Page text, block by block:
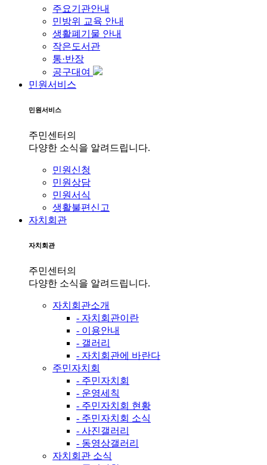
주요기관안내
민방위 교육 안내
생활폐기물 안내
작은도서관
통·반장
공구대여
민원서비스
민원서비스
주민센터의
다양한 소식을 알려드립니다.
민원신청
민원상담
민원서식
생활불편신고
자치회관
자치회관
주민센터의
다양한 소식을 알려드립니다.
자치회관소개
- 자치회관이란
- 이용안내
- 갤러리
- 자치회관에 바란다
주민자치회
- 주민자치회
- 운영세칙
- 주민자치회 현황
- 주민자치회 소식
- 사진갤러리
- 동영상갤러리
자치회관 소식